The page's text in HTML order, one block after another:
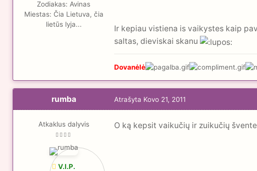
Zodiakas: Avinas
Miestas: Čia Lietuva, čia
lietūs lyja...
Ir kepiau vistiena is vaikystes kaip
saltas, dieviskai skanu
Dovanėlė
rumba
Atkaklus dalyvis
V.I.P.
Atrašyta Kovo 21, 2011
O ką kepsit vaikučių ir zuikučių